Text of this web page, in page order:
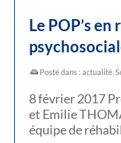
Le POP’s
Posté dans : actualité
8 février 2017
et Emilie
équipe de